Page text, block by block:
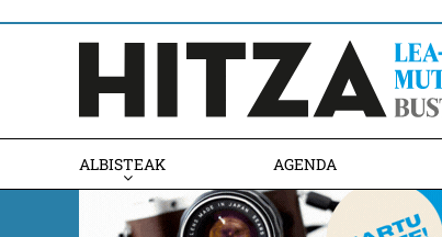
ALBISTEAK AGENDA